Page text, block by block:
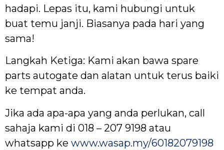
hadapi. Lepas itu, kami hubungi untuk
buat temu janji. Biasanya pada hari yang
sama!
Langkah Ketiga: Kami akan bawa spare
parts autogate dan alatan untuk terus baiki
ke tempat anda.
Jika ada apa-apa yang anda perlukan, call
sahaja kami di 018 – 207 9198 atau
whatsapp ke www.wasap.my/60182079198